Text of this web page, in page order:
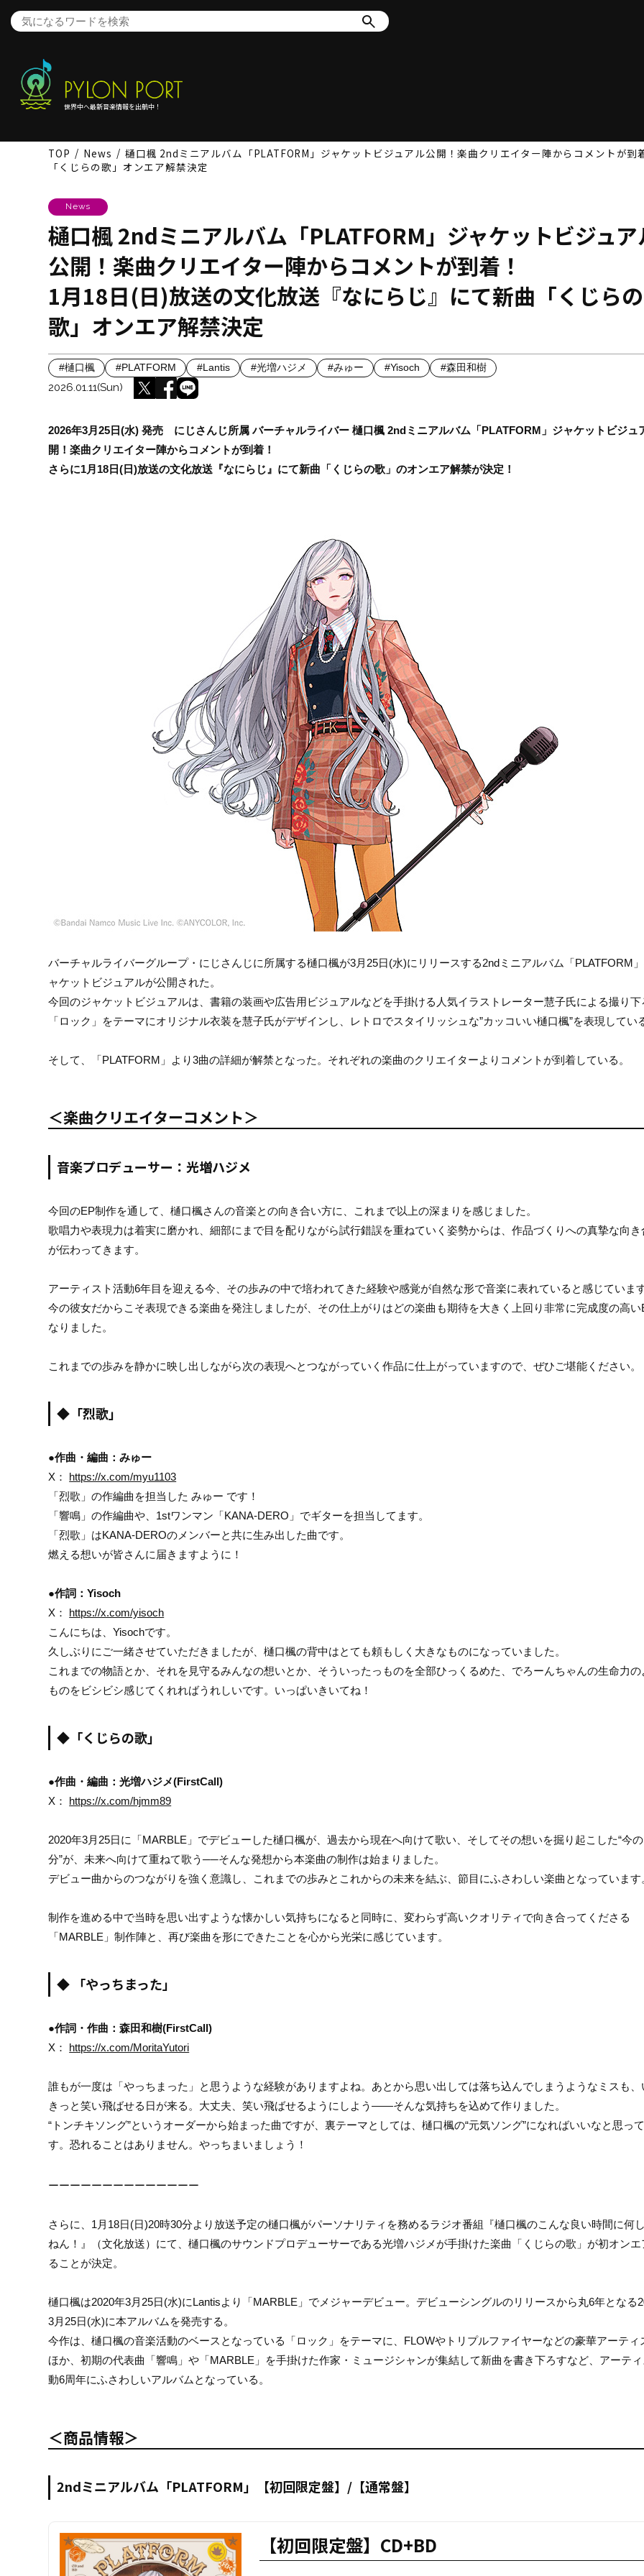
世界中へ最新音楽情報を出航中！
TOP News
樋口楓 2ndミニアルバム「PLATFORM」ジャケットビジュアル公開！楽曲クリエイター陣からコメントが
「くじらの歌」オンエア解禁決定
News
樋口楓 2ndミニアルバム「PLATFORM」ジャケットビジュア
公開！楽曲クリエイター陣からコメントが到着！
1月18日(日)放送の文化放送『なにらじ』にて新曲「くじらの
歌」オンエア解禁決定
#樋口楓 #PLATFORM #Lantis #光増ハジメ #みゅー #Yisoch #森田和樹
2026.01.11(Sun)
2026年3月25日(水) 発売 にじさんじ所属 バーチャルライバー 樋口楓 2ndミニアルバム「PLATFORM」ジャケットビジュ
開！楽曲クリエイター陣からコメントが到着！
さらに1月18日(日)放送の文化放送『なにらじ』にて新曲「くじらの歌」のオンエア解禁が決定！
バーチャルライバーグループ・にじさんじに所属する樋口楓が3月25日(水)にリリースする2ndミニアルバム「PLATFORM
ャケットビジュアルが公開された。
今回のジャケットビジュアルは、書籍の装画や広告用ビジュアルなどを手掛ける人気イラストレーター慧子氏による撮り下
「ロック」をテーマにオリジナル衣装を慧子氏がデザインし、レトロでスタイリッシュな”カッコいい樋口楓”を表現してい
そして、「PLATFORM」より3曲の詳細が解禁となった。それぞれの楽曲のクリエイターよりコメントが到着している。
＜楽曲クリエイターコメント＞
音楽プロデューサー：光増ハジメ
今回のEP制作を通して、樋口楓さんの音楽との向き合い方に、これまで以上の深まりを感じました。
歌唱力や表現力は着実に磨かれ、細部にまで目を配りながら試行錯誤を重ねていく姿勢からは、作品づくりへの真摯な向き
が伝わってきます。
アーティスト活動6年目を迎える今、その歩みの中で培われてきた経験や感覚が自然な形で音楽に表れていると感じています
今の彼女だからこそ表現できる楽曲を発注しましたが、その仕上がりはどの楽曲も期待を大きく上回り非常に完成度の高い
なりました。
これまでの歩みを静かに映し出しながら次の表現へとつながっていく作品に仕上がっていますので、ぜひご堪能ください。
◆「烈歌」
●作曲・編曲：みゅー
X： https://x.com/myu1103
「烈歌」の作編曲を担当した みゅー です！
「響鳴」の作編曲や、1stワンマン「KANA-DERO」でギターを担当してます。
「烈歌」はKANA-DEROのメンバーと共に生み出した曲です。
燃える想いが皆さんに届きますように！
●作詞：Yisoch
X： https://x.com/yisoch
こんにちは、Yisochです。
久しぶりにご一緒させていただきましたが、樋口楓の背中はとても頼もしく大きなものになっていました。
これまでの物語とか、それを見守るみんなの想いとか、そういったっものを全部ひっくるめた、でろーんちゃんの生命力の
ものをビシビシ感じてくれればうれしいです。いっぱいきいてね！
◆「くじらの歌」
●作曲・編曲：光増ハジメ(FirstCall)
X： https://x.com/hjmm89
2020年3月25日に「MARBLE」でデビューした樋口楓が、過去から現在へ向けて歌い、そしてその想いを掘り起こした“今の
分”が、未来へ向けて重ねて歌う──そんな発想から本楽曲の制作は始まりました。
デビュー曲からのつながりを強く意識し、これまでの歩みとこれからの未来を結ぶ、節目にふさわしい楽曲となっています
制作を進める中で当時を思い出すような懐かしい気持ちになると同時に、変わらず高いクオリティで向き合ってくださる
「MARBLE」制作陣と、再び楽曲を形にできたことを心から光栄に感じています。
◆ 「やっちまった」
●作詞・作曲：森田和樹(FirstCall)
X： https://x.com/MoritaYutori
誰もが一度は「やっちまった」と思うような経験がありますよね。あとから思い出しては落ち込んでしまうようなミスも、
きっと笑い飛ばせる日が来る。大丈夫、笑い飛ばせるようにしよう――そんな気持ちを込めて作りました。
“トンチキソング”というオーダーから始まった曲ですが、裏テーマとしては、樋口楓の“元気ソング”になればいいなと思っ
す。恐れることはありません。やっちまいましょう！
ーーーーーーーーーーーーーー
さらに、1月18日(日)20時30分より放送予定の樋口楓がパーソナリティを務めるラジオ番組『樋口楓のこんな良い時間に何
ねん！』（文化放送）にて、樋口楓のサウンドプロデューサーである光増ハジメが手掛けた楽曲「くじらの歌」が初オンエ
ることが決定。
樋口楓は2020年3月25日(水)にLantisより「MARBLE」でメジャーデビュー。デビューシングルのリリースから丸6年となる
3月25日(水)に本アルバムを発売する。
今作は、樋口楓の音楽活動のベースとなっている「ロック」をテーマに、FLOWやトリプルファイヤーなどの豪華アーティ
ほか、初期の代表曲「響鳴」や「MARBLE」を手掛けた作家・ミュージシャンが集結して新曲を書き下ろすなど、アーテ
動6周年にふさわしいアルバムとなっている。
＜商品情報＞
2ndミニアルバム「PLATFORM」【初回限定盤】/【通常盤】
【初回限定盤】CD+BD